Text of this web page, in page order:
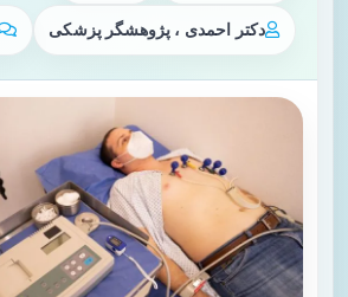
دکتر احمدی ، پژوهشگر پزشکی